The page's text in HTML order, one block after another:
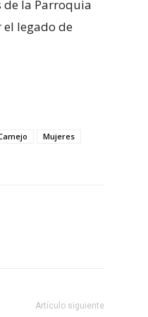
de la Parroquia
legado de
Mujeres
Artículo siguiente